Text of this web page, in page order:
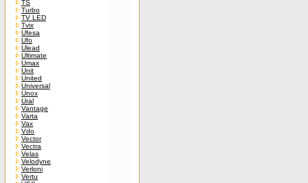
TS
Turbo
TV LED
Tvix
Ufesa
Ufo
Ulead
Ultimate
Umax
Unit
United
Universal
Unox
Ural
Vantage
Varta
Vax
Vdo
Vector
Vectra
Velas
Velodyne
Verloni
Vertu